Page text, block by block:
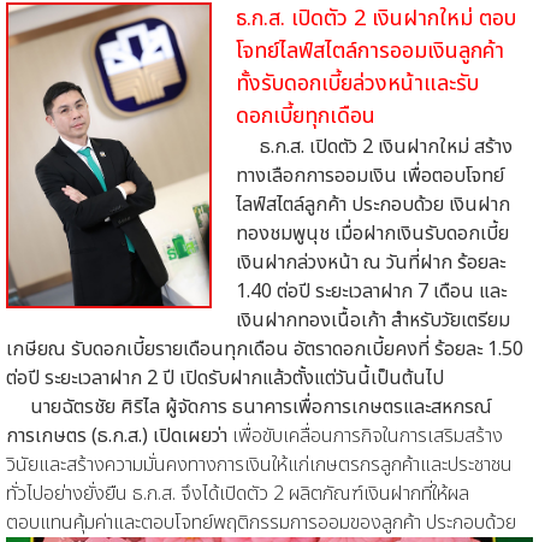
ธ.ก.ส. เปิดตัว 2 เงินฝากใหม่ ตอบ
โจทย์ไลฟ์สไตล์การออมเงินลูกค้า
ทั้งรับดอกเบี้ยล่วงหน้าและรับ
ดอกเบี้ยทุกเดือน
ธ.ก.ส. เปิดตัว 2 เงินฝากใหม่ สร้าง
ทางเลือกการออมเงิน เพื่อตอบโจทย์
ไลฟ์สไตล์ลูกค้า ประกอบด้วย เงินฝาก
ทองชมพูนุช เมื่อฝากเงินรับดอกเบี้ย
เงินฝากล่วงหน้า ณ วันที่ฝาก ร้อยละ
1.40 ต่อปี ระยะเวลาฝาก 7 เดือน และ
เงินฝากทองเนื้อเก้า สำหรับวัยเตรียม
เกษียณ รับดอกเบี้ยรายเดือนทุกเดือน อัตราดอกเบี้ยคงที่ ร้อยละ 1.50
ต่อปี ระยะเวลาฝาก 2 ปี เปิดรับฝากแล้วตั้งแต่วันนี้เป็นต้นไป
นายฉัตรชัย ศิริไล ผู้จัดการ ธนาคารเพื่อการเกษตรและสหกรณ์
การเกษตร (ธ.ก.ส.) เปิดเผยว่า เพื่อขับเคลื่อนภารกิจในการเสริมสร้าง
วินัยและสร้างความมั่นคงทางการเงินให้แก่เกษตรกรลูกค้าและประชาชน
ทั่วไปอย่างยั่งยืน ธ.ก.ส. จึงได้เปิดตัว 2 ผลิตภัณฑ์เงินฝากที่ให้ผล
ตอบแทนคุ้มค่าและตอบโจทย์พฤติกรรมการออมของลูกค้า ประกอบด้วย